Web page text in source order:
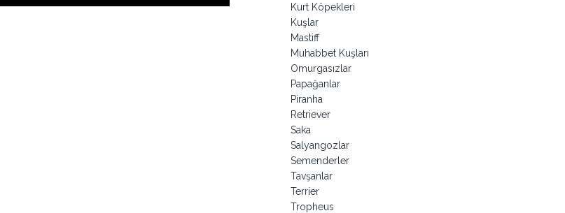
Kurt Köpekleri
Kuşlar
Mastiff
Muhabbet Kuşları
Omurgasızlar
Papağanlar
Piranha
Retriever
Saka
Salyangozlar
Semenderler
Tavşanlar
Terrier
Tropheus